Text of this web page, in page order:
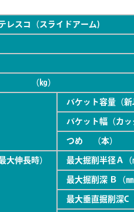
レスコ（スライドアーム)
（㎏）
バケット容量（新
バケット幅（カッ
つめ （本）
大伸長時） 最大掘削半径Ａ（
最大掘削深 Ｂ（㎜
最大垂直掘削深C